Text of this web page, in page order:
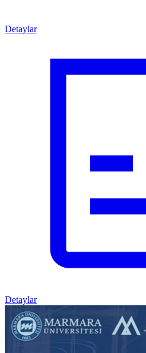
Detaylar
Detaylar